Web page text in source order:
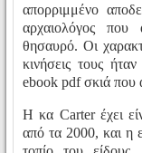
απορριμμένο
αρχαιολόγος που
θησαυρό. Οι
κινήσεις τους
ebook pdf σκιά που
Η κα Carter έχει
από τα 2000, και η